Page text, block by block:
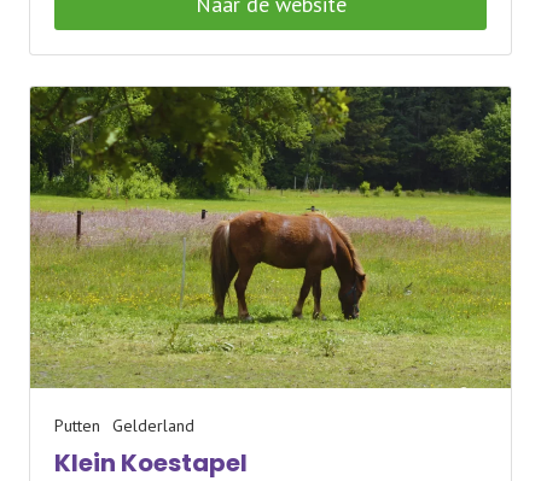
Putten Gelderland
Klein Koestapel